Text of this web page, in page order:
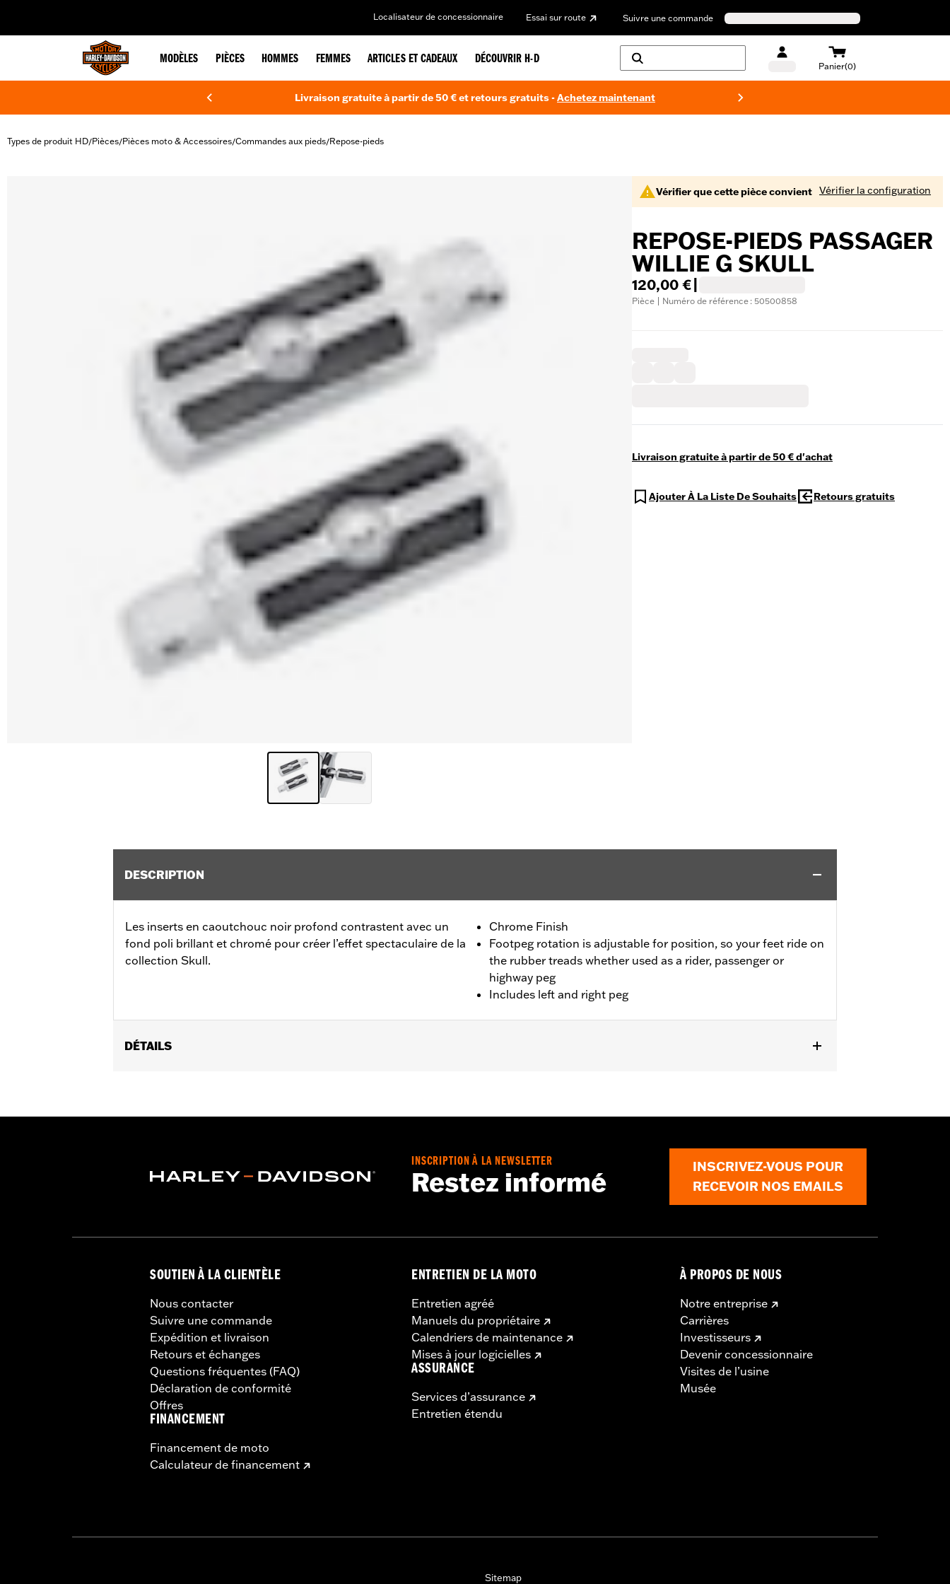
Localisateur de concessionnaire Essai sur route Suivre une commande
MODÈLES PIÈCES HOMMES FEMMES ARTICLES ET CADEAUX DÉCOUVRIR H-D
Panier(0)
Livraison gratuite à partir de 50 € et retours gratuits -Achetez maintenant
Types de produit HD/Pièces/Pièces moto & Accessoires/Commandes aux pieds/Repose-pieds
Vérifier que cette pièce convient Vérifier la configuration
REPOSE-PIEDS PASSAGER
WILLIE G SKULL
120,00 €
Pièce | Numéro de référence : 50500858
Livraison gratuite à partir de 50 € d'achat
Ajouter À La Liste De Souhaits Retours gratuits
DESCRIPTION
Les inserts en caoutchouc noir profond contrastent avec un
fond poli brillant et chromé pour créer l’effet spectaculaire de la
collection Skull.
Chrome Finish
Footpeg rotation is adjustable for position, so your feet ride on
the rubber treads whether used as a rider, passenger or
highway peg
Includes left and right peg
DÉTAILS
Instructions d’installation
INSCRIPTION À LA NEWSLETTER
Restez informé
INSCRIVEZ-VOUS POUR
RECEVOIR NOS EMAILS
SOUTIEN À LA CLIENTÈLE
Nous contacter
Suivre une commande
Expédition et livraison
Retours et échanges
Questions fréquentes (FAQ)
Déclaration de conformité
Offres
FINANCEMENT
Financement de moto
Calculateur de financement
ENTRETIEN DE LA MOTO
Entretien agréé
Manuels du propriétaire
Calendriers de maintenance
Mises à jour logicielles
ASSURANCE
Services d’assurance
Entretien étendu
À PROPOS DE NOUS
Notre entreprise
Carrières
Investisseurs
Devenir concessionnaire
Visites de l’usine
Musée
Sitemap